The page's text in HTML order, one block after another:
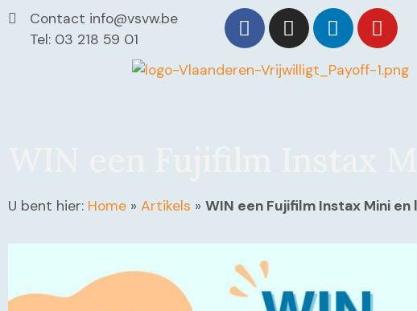
Contact info@vsvw.be
Tel: 03 218 59 01
U bent hier: Home » Artikels » WIN een Fujifilm Instax Mini